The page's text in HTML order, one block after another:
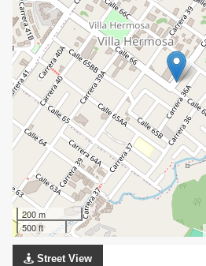
200 m
500 ft
Street View